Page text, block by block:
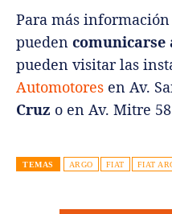
Para más
pueden comunicarse
pueden visitar las
Automotores en Av.
Cruz o en Av. Mitre
TEMAS ARGO FIAT FIAT